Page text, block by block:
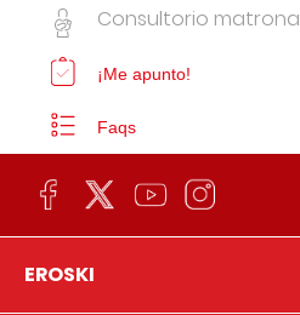
Consultorio matrona
¡Me apunto!
Faqs
EROSKI